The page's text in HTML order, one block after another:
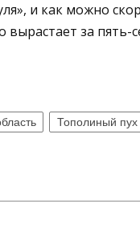
и как можно
за пять-
Тополиный пух